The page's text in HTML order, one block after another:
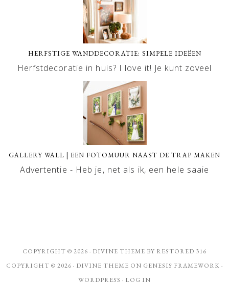
HERFSTIGE WANDDECORATIE: SIMPELE IDEËEN
Herfstdecoratie in huis? I love it! Je kunt zoveel
GALLERY WALL | EEN FOTOMUUR NAAST DE TRAP MAKEN
Advertentie - Heb je, net als ik, een hele saaie
COPYRIGHT © 2026 · DIVINE THEME BY RESTORED 316
COPYRIGHT © 2026 · DIVINE THEME ON GENESIS FRAMEWORK ·
WORDPRESS · LOG IN